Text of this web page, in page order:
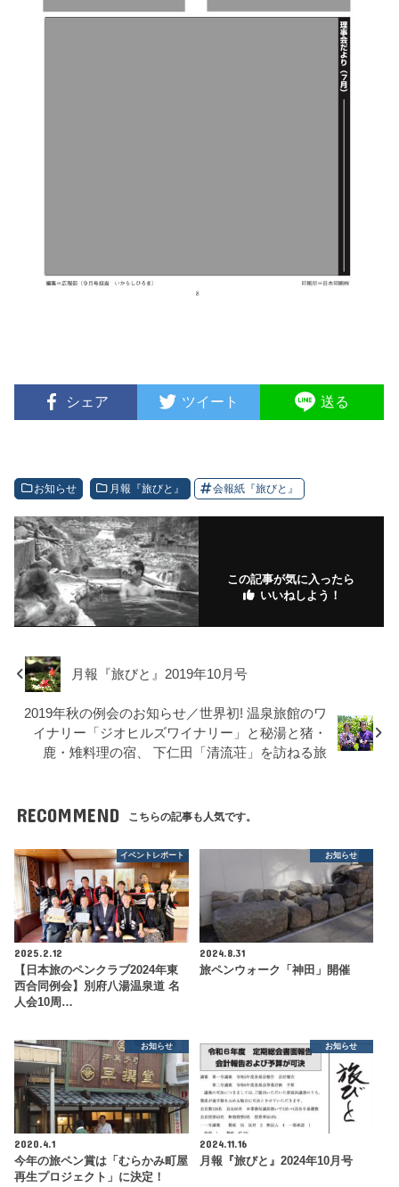
シェア ツイート 送る
お知らせ 月報『旅びと』 会報紙『旅びと』
この記事が気に入ったら
いいねしよう！
月報『旅びと』2019年10月号
2019年秋の例会のお知らせ／世界初! 温泉旅館のワ
イナリー「ジオヒルズワイナリー」と秘湯と猪・
鹿・雉料理の宿、 下仁田「清流荘」を訪ねる旅
RECOMMEND こちらの記事も人気です。
イベントレポート
2025.2.12
【日本旅のペンクラブ2024年東
西合同例会】別府八湯温泉道 名
人会10周…
お知らせ
2024.8.31
旅ペンウォーク「神田」開催
お知らせ
2020.4.1
今年の旅ペン賞は「むらかみ町屋
再生プロジェクト」に決定！
お知らせ
2024.11.16
月報『旅びと』2024年10月号